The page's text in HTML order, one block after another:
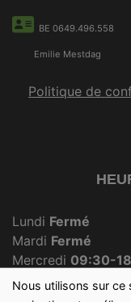
Nous utilisons sur
BE 0649.496.558
Emilie Mestdag
Politique de
Lundi Fermé
Mardi Fermé
Mercredi 09:30-
JeudiFermé